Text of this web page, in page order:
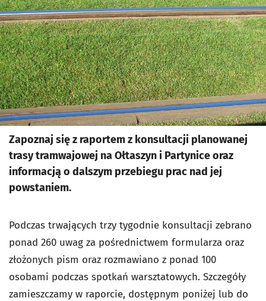
Zapoznaj się z raportem z konsultacji planowanej
trasy tramwajowej na Ołtaszyn i Partynice oraz
informacją o dalszym przebiegu prac nad jej
powstaniem.
Podczas trwających trzy tygodnie konsultacji zebrano
ponad 260 uwag za pośrednictwem formularza oraz
złożonych pism oraz rozmawiano z ponad 100
osobami podczas spotkań warsztatowych. Szczegóły
zamieszczamy w raporcie, dostępnym poniżej lub do